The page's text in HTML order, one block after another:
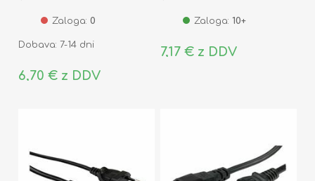
Zaloga: 0
Dobava: 7-14 dni
6,70 € z DDV
Zaloga: 10+
7,17 € z DDV